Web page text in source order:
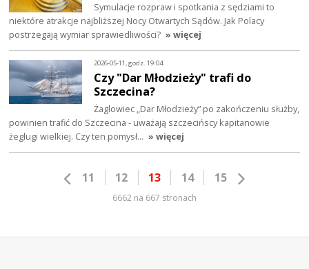
Symulacje rozpraw i spotkania z sędziami to
niektóre atrakcje najbliższej Nocy Otwartych Sądów. Jak Polacy
postrzegają wymiar sprawiedliwości? » więcej
2026-05-11, godz. 19:04
Czy "Dar Młodzieży" trafi do
Szczecina?
Żaglowiec „Dar Młodzieży” po zakończeniu służby,
powinien trafić do Szczecina - uważają szczecińscy kapitanowie
żeglugi wielkiej. Czy ten pomysł… » więcej
11 12 13 14 15
6662 na 667 stronach